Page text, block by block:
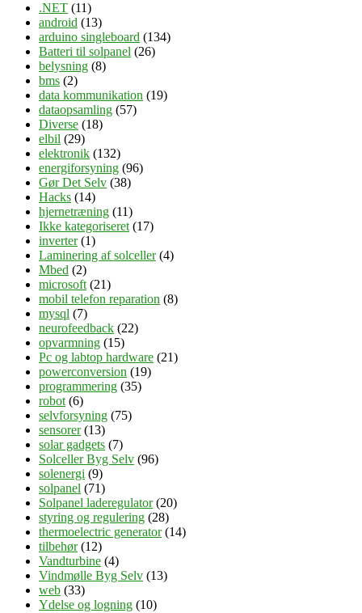
.NET (11)
android (13)
arduino singleboard (134)
Batteri til solpanel (26)
belysning (8)
bms (2)
data kommunikation (19)
dataopsamling (57)
Diverse (18)
elbil (29)
elektronik (132)
energiforsyning (96)
Gør Det Selv (38)
Hacks (14)
hjernetræning (11)
Ikke kategoriseret(17)
inverter(1)
Laminering af solceller(4)
Mbed (2)
microsoft(21)
mobil telefon reparation (8)
mysql (7)
neurofeedback (22)
opvarmning (15)
Pc og labtop hardware (21)
powerconversion (19)
programmering (35)
robot(6)
selvforsyning (75)
sensorer(13)
solar gadgets (7)
Solceller Byg Selv (96)
solenergi (9)
solpanel (71)
Solpanel laderegulator(20)
styring og regulering (28)
thermoelectric generator(14)
tilbehør(12)
Vandturbine (4)
Vindmølle Byg Selv (13)
web (33)
Ydelse og logning (10)